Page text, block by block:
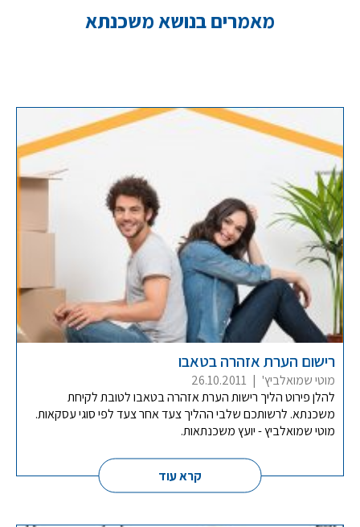
מאמרים בנושא משכנתא
רישום הערת אזהרה בטאבו
מוטי שמואלביץ' |
26.10.2011
להלן פירוט הליך רישות הערת אזהרה בטאבו לטובת לקיחת
משכנתא. לרשותכם שלבי ההליך צעד אחר צעד לפי סוגי עסקאות.
מוטי שמואלביץ - יועץ משכנתאות.
קרא עוד